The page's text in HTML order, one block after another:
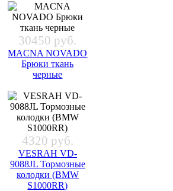
30450 руб.
MACNA NOVADO
Брюки ткань
черные
4320 руб.
VESRAH VD-
9088JL Тормозные
колодки (BMW
S1000RR)